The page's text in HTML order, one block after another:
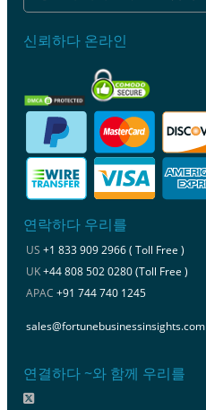
신뢰하다 온라인
연락하다 우리를
US +1 833 909 2966 ( Toll Free )
UK+44 808 502 0280 (Toll Free )
APAC +91 744 740 1245
sales@fortunebusinessinsights.com
연결하다 ~와 함께 우리를